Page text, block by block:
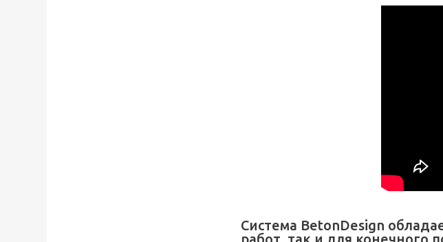
Система BetonDesign